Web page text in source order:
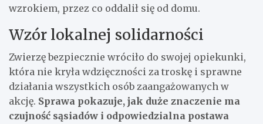
wzrokiem, przez co oddalił się od domu.
Wzór lokalnej solidarności
Zwierzę bezpiecznie wróciło do swojej opiekunki,
która nie kryła wdzięczności za troskę i sprawne
działania wszystkich osób zaangażowanych w
akcję. Sprawa pokazuje, jak duże znaczenie ma
czujność sąsiadów i odpowiedzialna postawa